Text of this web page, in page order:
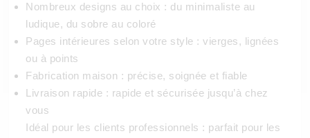
Nombreux designs au choix : du minimaliste au
ludique, du sobre au coloré
Pages intérieures selon votre style : vierges, lignées
ou à points
Fabrication maison : précise, soignée et fiable
Livraison rapide : rapide et sécurisée jusqu’à chez
vous
Idéal pour les clients professionnels : parfait pour les